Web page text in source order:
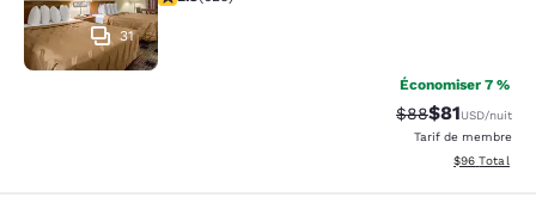
31
Économiser 7 %
Tarif barré :
$88Tarif réduit :
$81USD/nuit
Tarif de membre
Afficher les
$96 Total